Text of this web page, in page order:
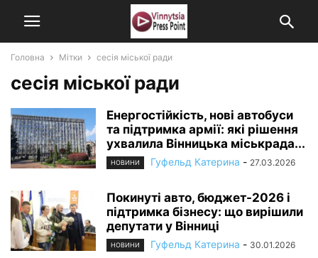
Головна Мітки сесія міської ради
сесія міської ради
Енергостійкість, нові автобуси
та підтримка армії: які рішення
ухвалила Вінницька міськрада...
НОВИНИ Гуфельд Катерина - 27.03.2026
Покинуті авто, бюджет-2026 і
підтримка бізнесу: що вирішили
депутати у Вінниці
НОВИНИ Гуфельд Катерина - 30.01.2026